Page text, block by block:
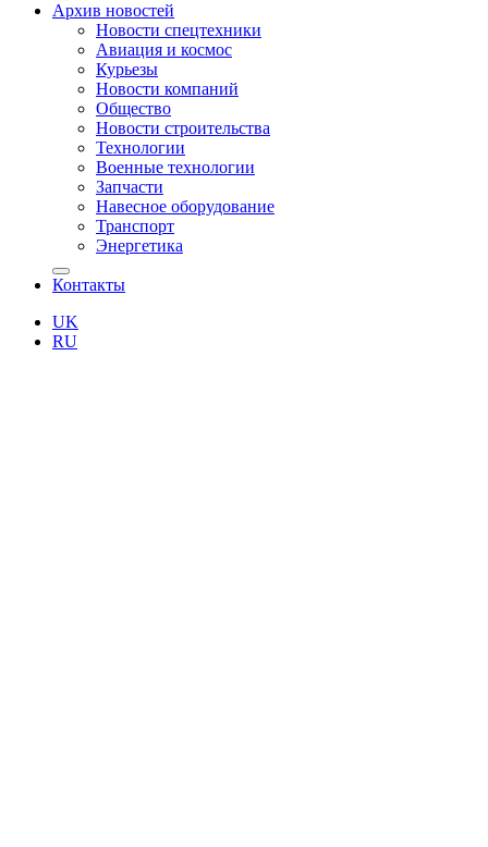
Архив новостей
Новости спецтехники
Авиация и космос
Курьезы
Новости компаний
Общество
Новости строительства
Технологии
Военные технологии
Запчасти
Навесное оборудование
Транспорт
Энергетика
Контакты
UK
RU